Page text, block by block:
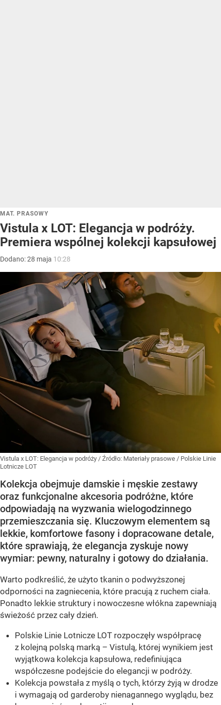
MAT. PRASOWY
Vistula x LOT: Elegancja w podróży.
Premiera wspólnej kolekcji kapsułowej
Dodano:28 maja 10:28
Vistula x LOT: Elegancja w podróży / Źródło: Materiały prasowe / Polskie Linie
Lotnicze LOT
Kolekcja obejmuje damskie i męskie zestawy
oraz funkcjonalne akcesoria podróżne, które
odpowiadają na wyzwania wielogodzinnego
przemieszczania się. Kluczowym elementem są
lekkie, komfortowe fasony i dopracowane detale,
które sprawiają, że elegancja zyskuje nowy
wymiar: pewny, naturalny i gotowy do działania.
Warto podkreślić, że użyto tkanin o podwyższonej
odporności na zagniecenia, które pracują z ruchem ciała.
Ponadto lekkie struktury i nowoczesne włókna zapewniają
świeżość przez cały dzień.
Polskie Linie Lotnicze LOT rozpoczęły współpracę
z kolejną polską marką – Vistulą, której wynikiem jest
wyjątkowa kolekcja kapsułowa, redefiniująca
współczesne podejście do elegancji w podróży.
Kolekcja powstała z myślą o tych, którzy żyją w drodze
i wymagają od garderoby nienagannego wyglądu, bez